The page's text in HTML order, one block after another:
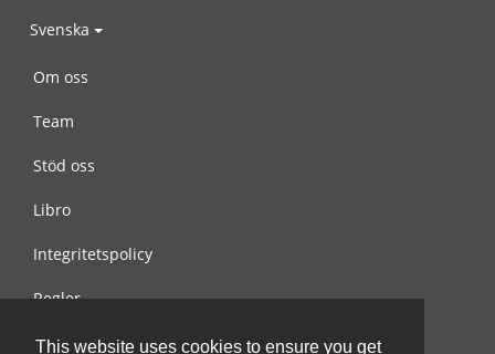
This website uses cookies to ensure you get
Svenska
Om oss
Team
Stöd oss
Libro
Integritetspolicy
Regler
Kontakta oss